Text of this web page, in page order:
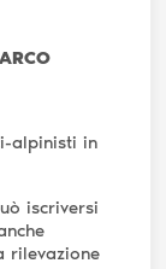
alpinisti in
iscriversi
rilevazione